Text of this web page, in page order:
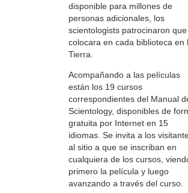
disponible para millones de
personas adicionales, los
scientologists patrocinaron
colocara en cada biblioteca en
Tierra.
Acompañando a las películas
están los 19 cursos
correspondientes del Manual
Scientology, disponibles de
gratuita por Internet en 15
idiomas. Se invita a los
al sitio a que se inscriban en
cualquiera de los cursos,
primero la película y luego
avanzando a través del curso.